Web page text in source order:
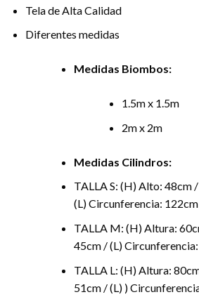
Tela de Alta Calidad
Diferentes medidas
Medidas Biombos:
1.5m x 1.5m
2m x 2m
Medidas Cilindros:
TALLA S: (H) Alto: 48cm
(L) Circunferencia: 122cm
TALLA M: (H) Altura:
45cm / (L)
TALLA L: (H) Altura:
51cm / (L) )